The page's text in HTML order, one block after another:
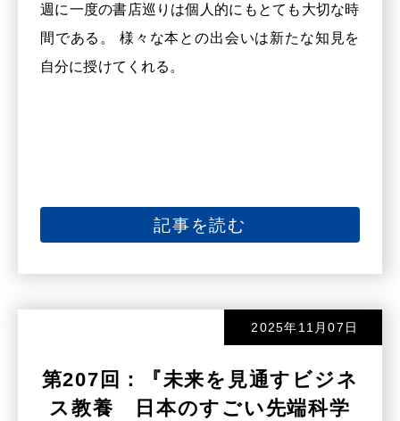
週に一度の書店巡りは個人的にもとても大切な時
間である。 様々な本との出会いは新たな知見を
自分に授けてくれる。
記事を読む
2025年11月07日
第207回：『未来を見通すビジネ
ス教養 日本のすごい先端科学